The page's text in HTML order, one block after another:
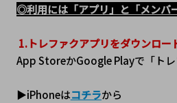
◎利用には「アプリ」と「メンバ
1.トレファクアプリをダウンロー
App StoreかGoogle Playで「トレ
▶iPhoneはコチラから